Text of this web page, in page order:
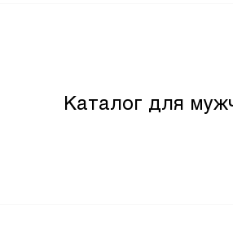
Каталог для